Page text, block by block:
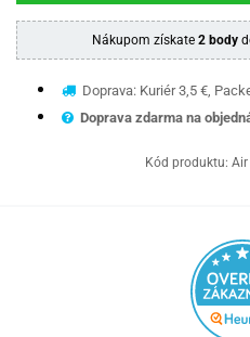
Nákupom získate 2 body
Doprava: Kuriér 3,5 €,
Doprava zdarma na
Kód produktu: